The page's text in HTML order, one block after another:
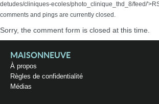
detudes/cliniques-ecoles/photo_clinique_thd_8/feed/
comments and pings are currently closed.
Sorry, the comment form is closed at this time.
MAISONNEUVE
À propos
Règles de confidentialité
Médias